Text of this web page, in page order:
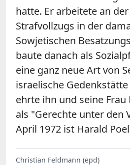
hatte. Er arbeitete an
Strafvollzugs in der
Sowjetischen
baute danach als
eine ganz neue Art von
israelische Gedenkstätte
ehrte ihn und seine Frau
als "Gerechte unter den
April 1972 ist Harald
Christian Feldmann (epd)